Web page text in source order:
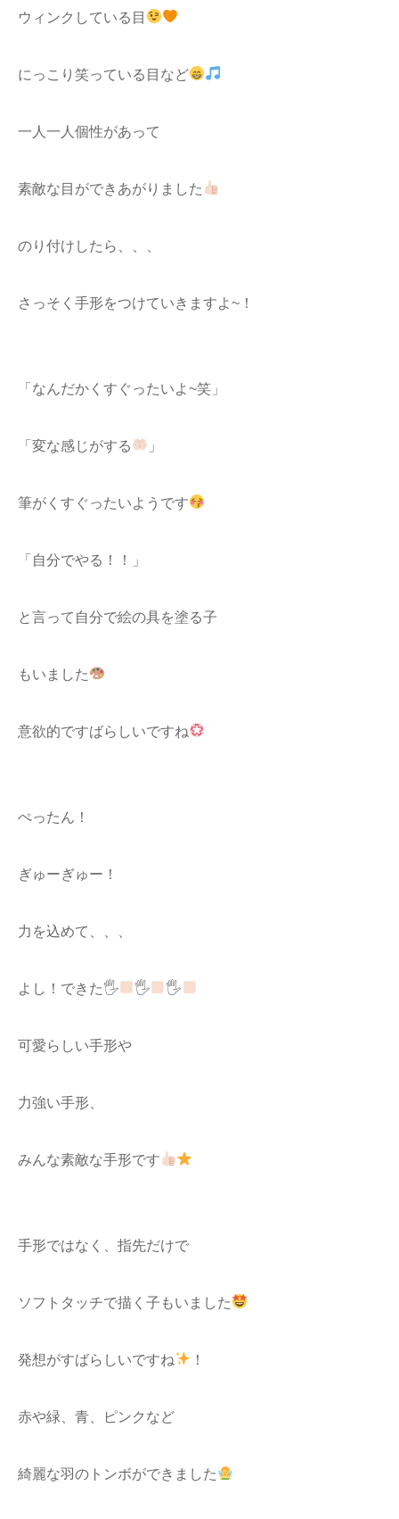
ウィンクしている目
にっこり笑っている目など
一人一人個性があって
素敵な目ができあがりました
のり付けしたら、、、
さっそく手形をつけていきますよ~！
「なんだかくすぐったいよ~笑」
「変な感じがする 」
筆がくすぐったいようです
「自分でやる！！」
と言って自分で絵の具を塗る子
もいました
意欲的ですばらしいですね
ぺったん！
ぎゅーぎゅー！
力を込めて、、、
よし！できた🖐 🖐 🖐
可愛らしい手形や
力強い手形、
みんな素敵な手形です
手形ではなく、指先だけで
ソフトタッチで描く子もいました
発想がすばらしいですね ！
赤や緑、青、ピンクなど
綺麗な羽のトンボができました